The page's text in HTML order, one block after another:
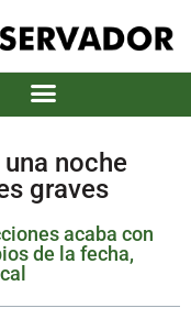
noche
graves
acaba con
de la fecha,